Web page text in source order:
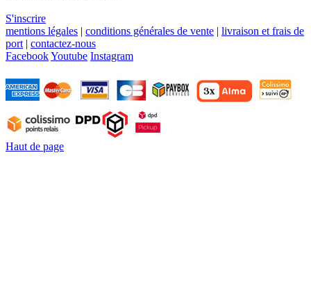
S'inscrire
mentions légales | conditions générales de vente | livraison et frais de
port | contactez-nous
FacebookYoutube Instagram
Haut de page